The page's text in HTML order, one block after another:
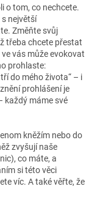
o tom, co nechcete.
největší
Změňte svůj
třeba chcete přestat
vás může evokovat
prohlaste:
do mého života“ – i
prohlášení je
každý máme své
kněžím nebo do
zvyšují naše
co máte, a
si této věci
víc. A také věřte, že